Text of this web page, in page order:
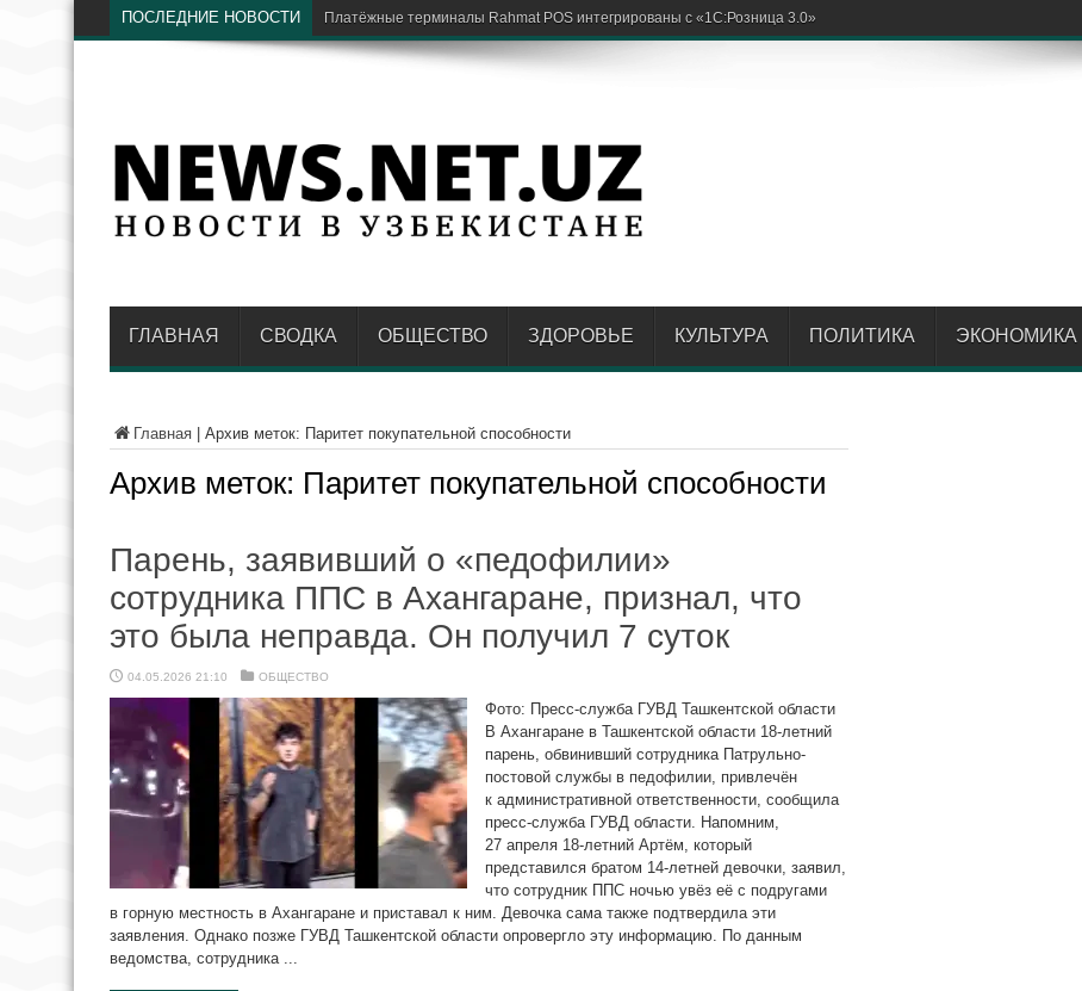
ПОСЛЕДНИЕ НОВОСТИ В Национальном парке в Та
ГЛАВНАЯ СВОДКА ОБЩЕСТВО ЗДОРОВЬЕ КУЛЬТУРА ПОЛИТИКА ЭКОНОМИКА
Главная Архив меток: Паритет покупательной способности
Архив меток: Паритет покупательной способности
Парень, заявивший о «педофилии»
сотрудника ППС в Ахангаране, признал, что
это была неправда. Он получил 7 суток
04.05.2026 21:10 ОБЩЕСТВО
Фото: Пресс-служба ГУВД Ташкентской области
В Ахангаране в Ташкентской области 18-летний
парень, обвинивший сотрудника Патрульно-
постовой службы в педофилии, привлечён
к административной ответственности, сообщила
пресс-служба ГУВД области. Напомним,
27 апреля 18-летний Артём, который
представился братом 14-летней девочки, заявил,
что сотрудник ППС ночью увёз её с подругами
в горную местность в Ахангаране и приставал к ним. Девочка сама также подтвердила эти
заявления. Однако позже ГУВД Ташкентской области опровергло эту информацию. По данным
ведомства, сотрудника ...